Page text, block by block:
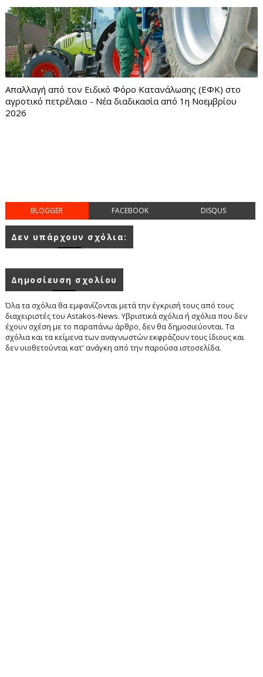
Απαλλαγή από τον Ειδικό Φόρο Κατανάλωσης (ΕΦΚ) στο
αγροτικό πετρέλαιο - Νέα διαδικασία από 1η Νοεμβρίου
2026
BLOGGER FACEBOOK DISQUS
Δεν υπάρχουν σχόλια:
Δημοσίευση σχολίου
Όλα τα σχόλια θα εμφανίζονται μετά την έγκρισή τους από τους
διαχειριστές του Astakos-News. Υβριστικά σχόλια ή σχόλια που δεν
έχουν σχέση με το παραπάνω άρθρο, δεν θα δημοσιεύονται. Τα
σχόλια και τα κείμενα των αναγνωστών εκφράζουν τους ίδιους και
δεν υιοθετούνται κατ' ανάγκη από την παρούσα ιστοσελίδα.